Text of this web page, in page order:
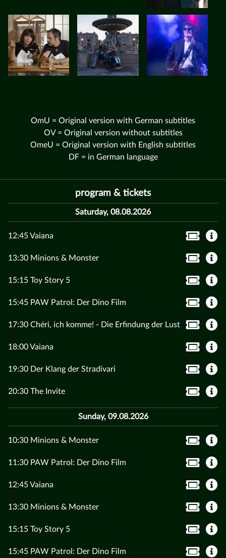
OmU = Original version with German subtitles
OV = Original version without subtitles
OmeU = Original version with English subtitles
DF = in German language
program & tickets
Saturday, 08.08.2026
12:45 Vaiana
13:30 Minions & Monster
15:15 Toy Story 5
15:45 PAW Patrol: Der Dino Film
17:30 Chéri, ich komme! - Die Erfindung der Lust
18:00 Vaiana
19:30 Der Klang der Stradivari
20:30 The Invite
Sunday, 09.08.2026
10:30 Minions & Monster
11:30 PAW Patrol: Der Dino Film
12:45 Vaiana
13:30 Minions & Monster
15:15 Toy Story 5
15:45 PAW Patrol: Der Dino Film